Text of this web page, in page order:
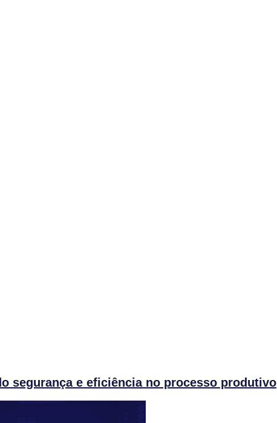
segurança e eficiência no processo produtivo